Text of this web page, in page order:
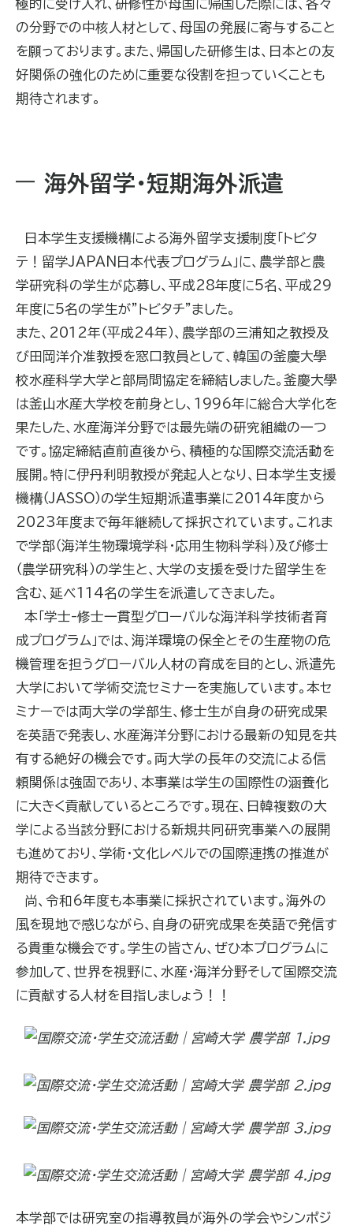
極的に受け入れ、研修性が母国に帰国した際には、各々
の分野での中核人材として、母国の発展に寄与すること
を願っております。また、帰国した研修生は、日本との友
好関係の強化のために重要な役割を担っていくことも
期待されます。
海外留学・短期海外派遣
日本学生支援機構による海外留学支援制度「トビタ
テ！留学JAPAN日本代表プログラム」に、農学部と農
学研究科の学生が応募し、平成28年度に5名、平成29
年度に5名の学生が"トビタチ"ました。
また、2012年（平成24年）、農学部の三浦知之教授及
び田岡洋介准教授を窓口教員として、韓国の釜慶大學
校水産科学大学と部局間協定を締結しました。釜慶大學
は釜山水産大学校を前身とし、1996年に総合大学化を
果たした、水産海洋分野では最先端の研究組織の一つ
です。協定締結直前直後から、積極的な国際交流活動を
展開。特に伊丹利明教授が発起人となり、日本学生支援
機構（JASSO）の学生短期派遣事業に2014年度から
2023年度まで毎年継続して採択されています。これま
で学部（海洋生物環境学科・応用生物科学科）及び修士
（農学研究科）の学生と、大学の支援を受けた留学生を
含む、延べ114名の学生を派遣してきました。
本「学士-修士一貫型グローバルな海洋科学技術者育
成プログラム」では、海洋環境の保全とその生産物の危
機管理を担うグローバル人材の育成を目的とし、派遣先
大学において学術交流セミナーを実施しています。本セ
ミナーでは両大学の学部生、修士生が自身の研究成果
を英語で発表し、水産海洋分野における最新の知見を共
有する絶好の機会です。両大学の長年の交流による信
頼関係は強固であり、本事業は学生の国際性の涵養化
に大きく貢献しているところです。現在、日韓複数の大
学による当該分野における新規共同研究事業への展開
も進めており、学術・文化レベルでの国際連携の推進が
期待できます。
尚、令和6年度も本事業に採択されています。海外の
風を現地で感じながら、自身の研究成果を英語で発信す
る貴重な機会です。学生の皆さん、ぜひ本プログラムに
参加して、世界を視野に、水産・海洋分野そして国際交流
に貢献する人材を目指しましょう！！
本学部では研究室の指導教員が海外の学会やシンポジ